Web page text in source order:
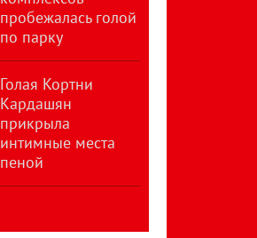
пробежалась голой
по парку
Голая Кортни
Кардашян
прикрыла
интимные места
пеной